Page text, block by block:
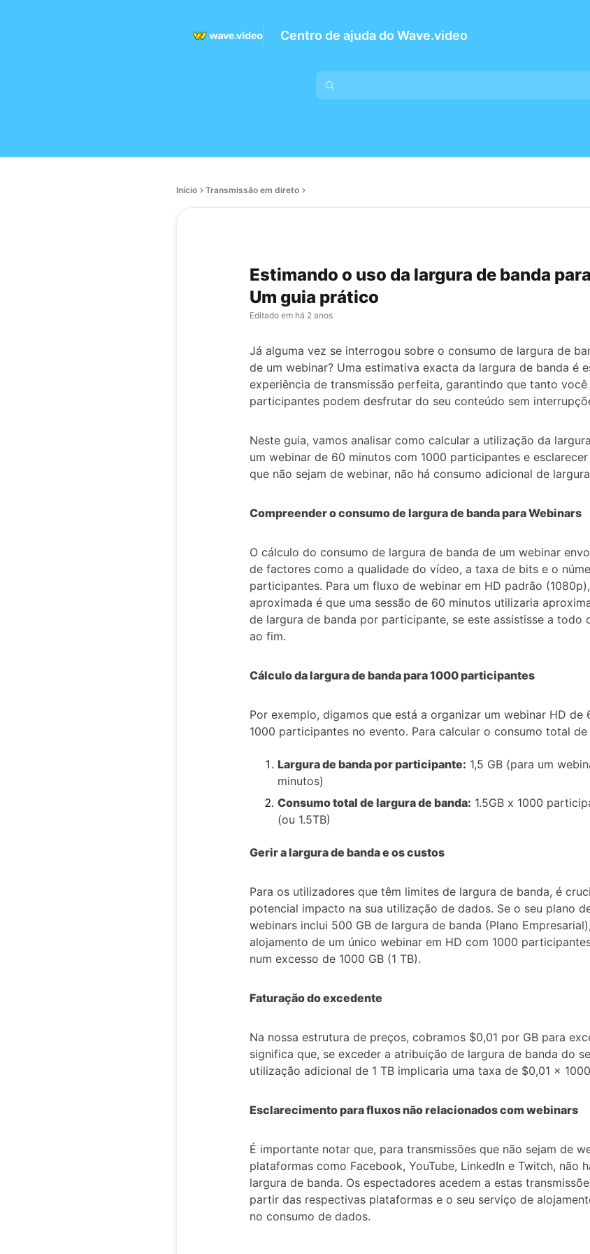
Centro de ajuda do Wave.video
Início Transmissão em direto
Estimando o uso da largura de banda
Um guia prático
Editado em há 2 anos
Já alguma vez se interrogou sobre o consumo de largura de
de um webinar? Uma estimativa exacta da largura de banda é
experiência de transmissão perfeita, garantindo que tanto
participantes podem desfrutar do seu conteúdo sem
Neste guia, vamos analisar como calcular a utilização da
um webinar de 60 minutos com 1000 participantes e
que não sejam de webinar, não há consumo adicional de
Compreender o consumo de largura de banda para Webinars
O cálculo do consumo de largura de banda de um webinar
de factores como a qualidade do vídeo, a taxa de bits e o
participantes. Para um fluxo de webinar em HD padrão
aproximada é que uma sessão de 60 minutos utilizaria
de largura de banda por participante, se este assistisse a todo
ao fim.
Cálculo da largura de banda para 1000 participantes
Por exemplo, digamos que está a organizar um webinar HD de
1000 participantes no evento. Para calcular o consumo total
Largura de banda por participante: 1,5 GB (para um
minutos)
Consumo total de largura de banda: 1.5GB x 1000
(ou 1.5TB)
Gerir a largura de banda e os custos
Para os utilizadores que têm limites de largura de banda, é
potencial impacto na sua utilização de dados. Se o seu plano
webinars inclui 500 GB de largura de banda (Plano
alojamento de um único webinar em HD com 1000
num excesso de 1000 GB (1 TB).
Faturação do excedente
Na nossa estrutura de preços, cobramos $0,01 por GB para
significa que, se exceder a atribuição de largura de banda do
utilização adicional de 1 TB implicaria uma taxa de $0,01 x
Esclarecimento para fluxos não relacionados com webinars
É importante notar que, para transmissões que não sejam de
plataformas como Facebook, YouTube, LinkedIn e Twitch, não
largura de banda. Os espectadores acedem a estas
partir das respectivas plataformas e o seu serviço de
no consumo de dados.